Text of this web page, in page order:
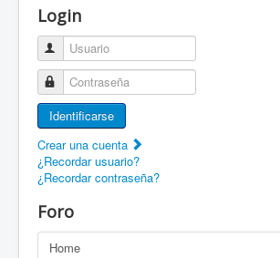
Patines Solidarios
¿Cómo asociarme? Ventajas
Movilidad en patines F.A.Q.
Enlaces
EN: Welcome to ZaragozaRoller!
EN: How to become a member?
Login
Usuario
Contraseña
Identificarse
Crear una cuenta
¿Recordar usuario?
¿Recordar contraseña?
Foro
Home